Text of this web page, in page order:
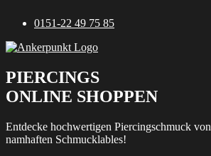
Inhalt
0151-22 49 75 85
PIERCINGS
ONLINE SHOPPEN
Entdecke hochwertigen Piercingschmuck von
namhaften Schmucklables!